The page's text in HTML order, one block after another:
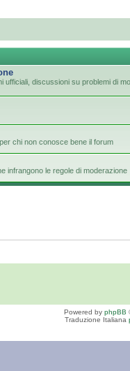
ufficiali, discussioni su problemi di
chi non conosce bene il forum
infrangono le regole di moderazione
Powered by phpBB
Traduzione Italiana